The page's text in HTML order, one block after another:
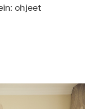
ohjeet